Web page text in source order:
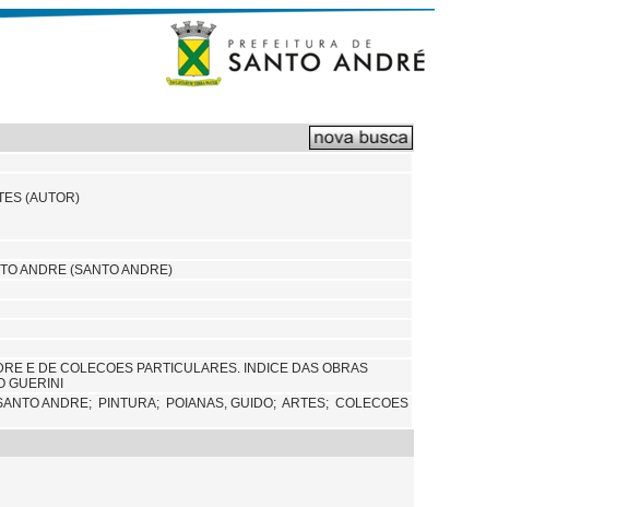
(AUTOR)
ANDRE (SANTO ANDRE)
E DE COLECOES PARTICULARES. INDICE DAS OBRAS
GUERINI
ANDRE; PINTURA; POIANAS, GUIDO; ARTES; COLECOES